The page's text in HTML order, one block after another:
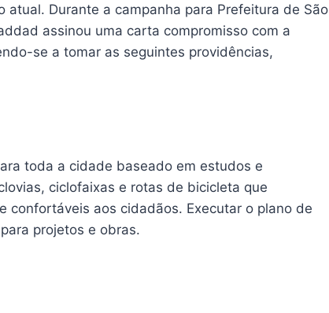
Durante a campanha para Prefeitura de São
assinou uma carta compromisso com a
se a tomar as seguintes providências,
toda a cidade baseado em estudos e
ciclofaixas e rotas de bicicleta que
confortáveis aos cidadãos. Executar o plano de
projetos e obras.